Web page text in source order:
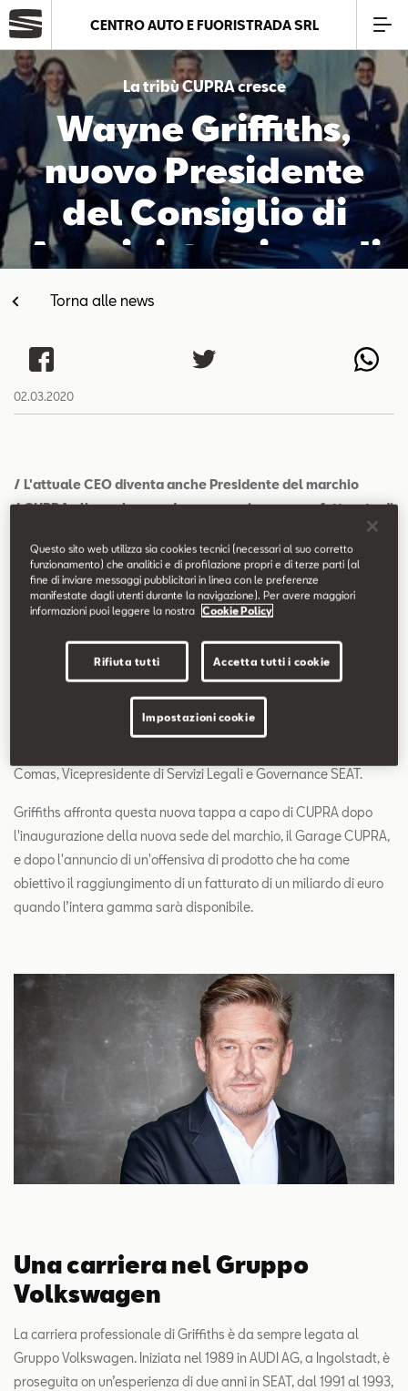
Azienda
Modelli
Offerte
Service
Business
SEAT Usato Certificato
Contatti
CENTRO AUTO E FUORISTRADA SRL
La tribù CUPRA cresce
Wayne Griffiths,
nuovo Presidente
del Consiglio di
Amministrazione di
CUPRA
Torna alle news
02.03.2020
/ L'attuale CEO diventa anche Presidente del marchio
/ CUPRA allarga la squadra per raggiungere un fatturato di
Verona- Wayne Griffiths (Dukinfield, Regno Unito, 1966) è stato
nominato Presidente del Consiglio di Amministrazione di CUPRA.
Griffiths aggiunge così questa nuova responsabilità alla sua
posizione di Vicepresidente vendite e marketing di SEAT e CEO di
Il Consiglio di amministrazione di CUPRA è completato con
Carsten Isensee, SEAT Acting President e Vicepresidente Finance
Comas, Vicepresidente di Servizi Legali e Governance SEAT.
Griffiths affronta questa nuova tappa a capo di CUPRA dopo
l'inaugurazione della nuova sede del marchio, il Garage CUPRA,
e dopo l'annuncio di un'offensiva di prodotto che ha come
obiettivo il raggiungimento di un fatturato di un miliardo di euro
quando l’intera gamma sarà disponibile.
Una carriera nel Gruppo
Volkswagen
La carriera professionale di Griffiths è da sempre legata al
Gruppo Volkswagen. Iniziata nel 1989 in AUDI AG, a Ingolstadt, è
proseguita on un’esperienza di due anni in SEAT, dal 1991 al 1993,
Questo sito web utilizza sia cookies tecnici (necessari al suo corretto
funzionamento) che analitici e di profilazione propri e di terze parti (al
fine di inviare messaggi pubblicitari in linea con le preferenze
manifestate dagli utenti durante la navigazione). Per avere maggiori
informazioni puoi leggere la nostra
Cookie Policy
Rifiuta tutti Accetta tutti i cookie
Impostazioni cookie